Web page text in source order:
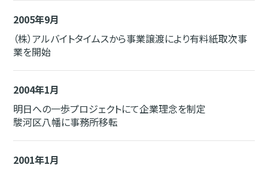
2005年9月
（株）アルバイトタイムスから事業譲渡により有料紙取次事
業を開始
2004年1月
明日への一歩プロジェクトにて企業理念を制定
駿河区八幡に事務所移転
2001年1月